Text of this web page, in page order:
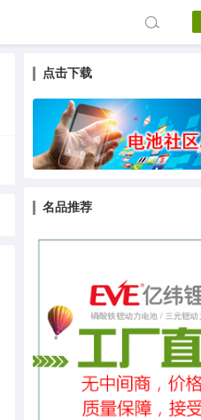
点击下载
名品推荐